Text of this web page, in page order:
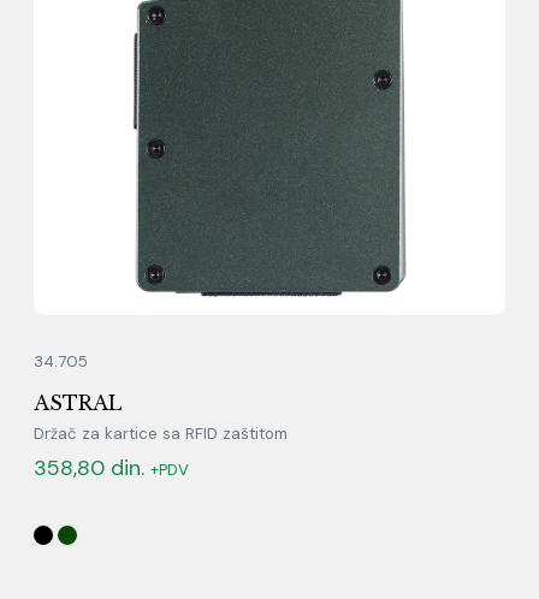
34.705
ASTRAL
Držač za kartice sa RFID zaštitom
358,80 din. +PDV